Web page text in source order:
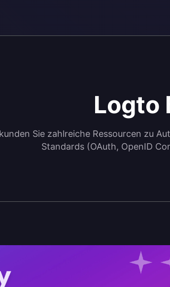
Logto
Sie zahlreiche Ressourcen zu
Standards (OAuth, OpenID